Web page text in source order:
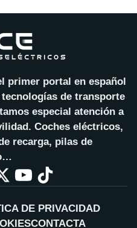
primer portal en español
de transporte
especial atención a
Coches eléctricos,
recarga, pilas de
DE PRIVACIDAD
CONTACTA